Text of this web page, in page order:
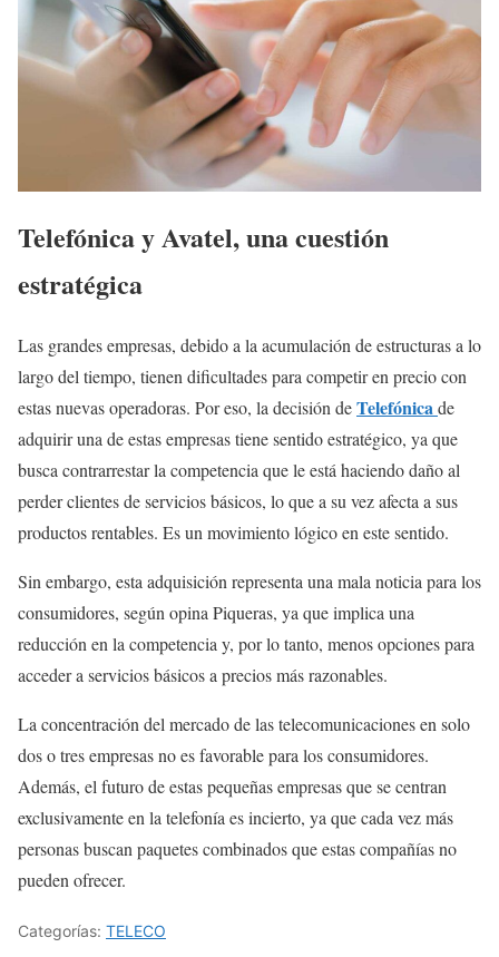
Telefónica y Avatel, una cuestión
estratégica
Las grandes empresas, debido a la acumulación de estructuras a lo
largo del tiempo, tienen dificultades para competir en precio con
estas nuevas operadoras. Por eso, la decisión deTelefónicade
adquirir una de estas empresas tiene sentido estratégico, ya que
busca contrarrestar la competencia que le está haciendo daño al
perder clientes de servicios básicos, lo que a su vez afecta a sus
productos rentables. Es un movimiento lógico en este sentido.
Sin embargo, esta adquisición representa una mala noticia para los
consumidores, según opina Piqueras, ya que implica una
reducción en la competencia y, por lo tanto, menos opciones para
acceder a servicios básicos a precios más razonables.
La concentración del mercado de las telecomunicaciones en solo
dos o tres empresas no es favorable para los consumidores.
Además, el futuro de estas pequeñas empresas que se centran
exclusivamente en la telefonía es incierto, ya que cada vez más
personas buscan paquetes combinados que estas compañías no
pueden ofrecer.
Categorías: TELECO